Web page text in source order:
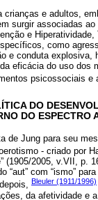
e adultos,
surgir associadas
e
como
e conduta
eficácia do uso dos
psicossociais e
DO
DO ESPECTRO
de Jung para seu
- criado por
(1905/2005, v.VII, p.
“aut” com “ismo”
Bleuler (1911/1996)
da afetividade e